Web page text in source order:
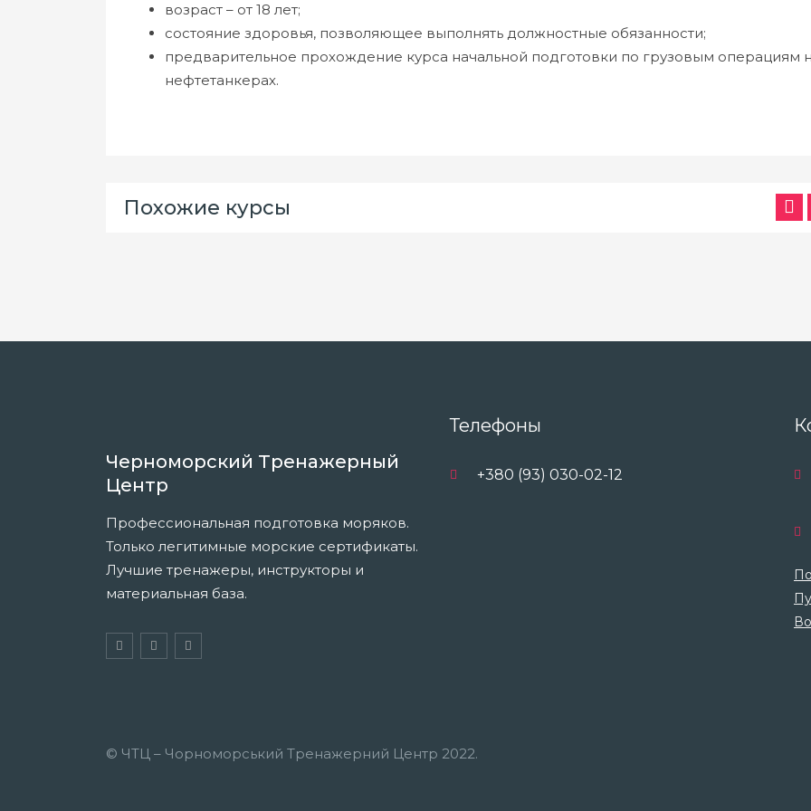
возраст – от 18 лет;
состояние здоровья, позволяющее выполнять должностные обязанности;
предварительное прохождение курса начальной подготовки по грузовым операциям
нефтетанкерах.
Похожие курсы
Черноморский Тренажерный
Центр
Профессиональная подготовка моряков.
Только легитимные морские сертификаты.
Лучшие тренажеры, инструкторы и
материальная база.
Телефоны
+380 (93) 030-02-12
© ЧТЦ – Чорноморський Тренажерний Центр 2022.